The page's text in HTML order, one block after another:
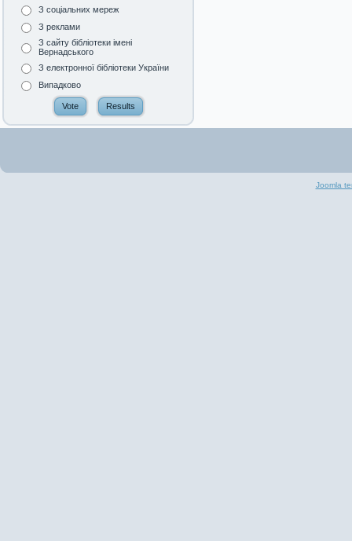
З соціальних мереж
З реклами
З сайту бібліотеки імені
Вернадського
З електронної бібліотеки України
Випадково
Joomla